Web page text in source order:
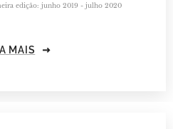
edição: junho 2019 - julho 2020
MAIS